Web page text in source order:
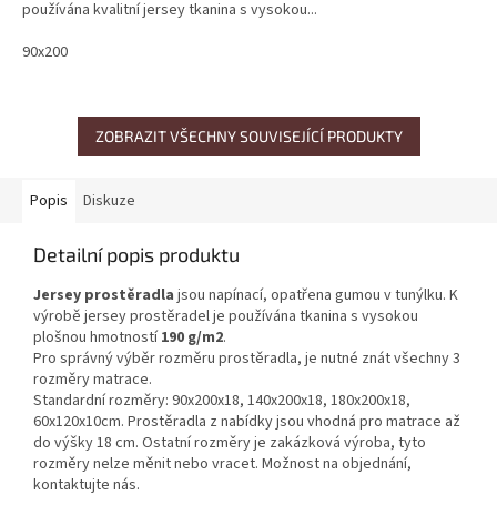
používána kvalitní jersey tkanina s vysokou...
90x200
ZOBRAZIT VŠECHNY SOUVISEJÍCÍ PRODUKTY
Popis Diskuze
Detailní popis produktu
Jersey prostěradla jsou napínací, opatřena gumou v tunýlku. K
výrobě jersey prostěradel je používána tkanina s vysokou
plošnou hmotností190 g/m2.
Pro správný výběr rozměru prostěradla, je nutné znát všechny 3
rozměry matrace.
Standardní rozměry: 90x200x18, 140x200x18, 180x200x18,
60x120x10cm. Prostěradla z nabídky jsou vhodná pro matrace až
do výšky 18 cm. Ostatní rozměry je zakázková výroba, tyto
rozměry nelze měnit nebo vracet. Možnost na objednání,
kontaktujte nás.